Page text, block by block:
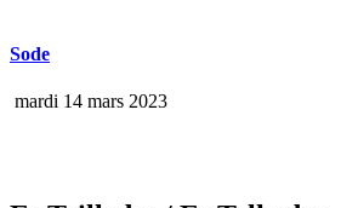
Sode
mardi 14 mars 2023